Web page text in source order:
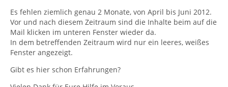
Es fehlen ziemlich genau 2 Monate, von April bis Juni 2012.
Vor und nach diesem Zeitraum sind die Inhalte beim auf die
Mail klicken im unteren Fenster wieder da.
In dem betreffenden Zeitraum wird nur ein leeres, weißes
Fenster angezeigt.
Gibt es hier schon Erfahrungen?